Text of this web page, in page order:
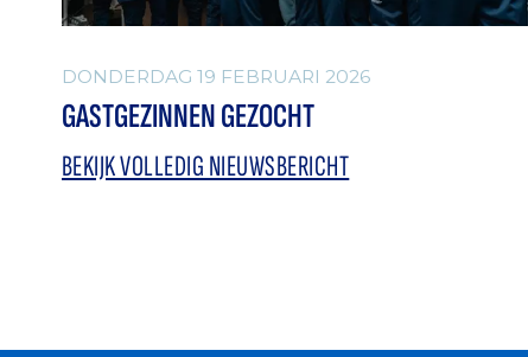
DONDERDAG 19 FEBRUARI 2026
GASTGEZINNEN GEZOCHT
BEKIJK VOLLEDIG NIEUWSBERICHT